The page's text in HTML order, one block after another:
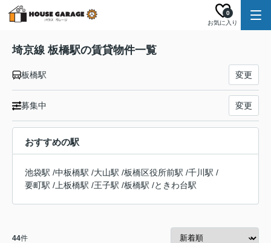
お気に入り
0
埼京線 板橋駅の賃貸物件一覧
板橋駅 変更
募集中 変更
おすすめの駅
池袋駅 /中板橋駅 /大山駅 /板橋区役所前駅 /千川駅 /
要町駅 / 上板橋駅 /王子駅 /板橋駅 /ときわ台駅
44件